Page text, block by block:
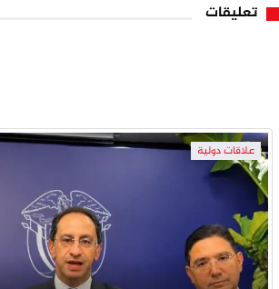
تعليقات
علاقات دولية